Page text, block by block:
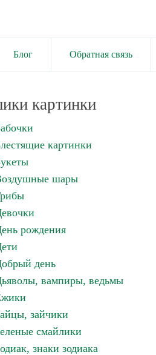
Блог Обратная связь
картинки
картинки
шары
рождения
день
вампиры, ведьмы
зайчики
смайлики
знаки зодиака